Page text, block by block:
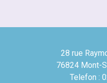
28 rue
76824 Mont-
Telefon :